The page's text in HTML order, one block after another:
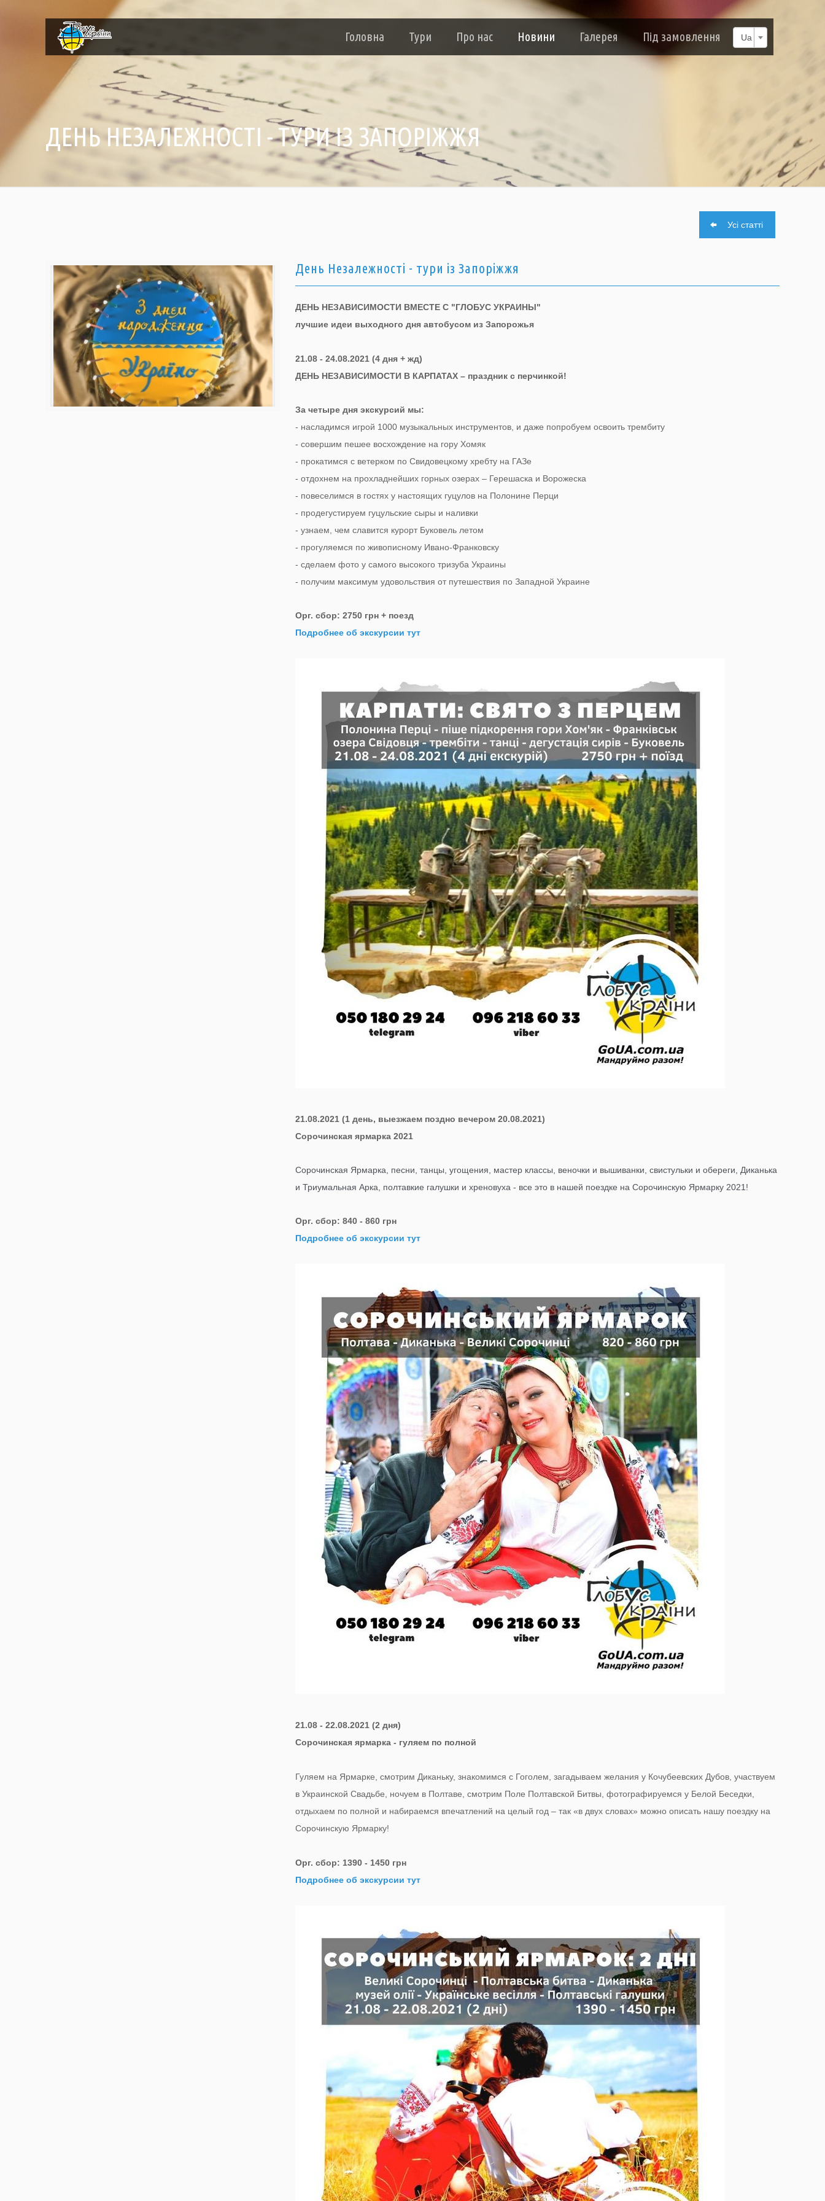
Головна Тури Про нас Новини Галерея Під замовлення Ua
ДЕНЬ НЕЗАЛЕЖНОСТІ - ТУРИ ІЗ ЗАПОРІЖЖЯ
Усі статті
День Незалежності - тури із Запоріжжя
ДЕНЬ НЕЗАВИСИМОСТИ ВМЕСТЕ С "ГЛОБУС УКРАИНЫ"
лучшие идеи выходного дня автобусом из Запорожья
21.08 - 24.08.2021 (4 дня + жд)
ДЕНЬ НЕЗАВИСИМОСТИ В КАРПАТАХ – праздник с перчинкой!
За четыре дня экскурсий мы:
- насладимся игрой 1000 музыкальных инструментов, и даже попробуем освоить трембиту
- совершим пешее восхождение на гору Хомяк
- прокатимся с ветерком по Свидовецкому хребту на ГАЗе
- отдохнем на прохладнейших горных озерах – Герешаска и Ворожеска
- повеселимся в гостях у настоящих гуцулов на Полонине Перци
- продегустируем гуцульские сыры и наливки
- узнаем, чем славится курорт Буковель летом
- прогуляемся по живописному Ивано-Франковску
- сделаем фото у самого высокого тризуба Украины
- получим максимум удовольствия от путешествия по Западной Украине
Орг. сбор: 2750 грн + поезд
​Подробнее об экскурсии тут
21.08.2021 (1 день, выезжаем поздно вечером 20.08.2021)
Сорочинская ярмарка 2021
Сорочинская Ярмарка, песни, танцы, угощения, мастер классы, веночки и вышиванки, свистульки и обереги, Диканька
и Триумальная Арка, полтавкие галушки и хреновуха - все это в нашей поездке на Сорочинскую Ярмарку 2021!
Орг. сбор: 840 - 860 грн
Подробнее об экскурсии тут
21.08 - 22.08.2021 (2 дня)
Сорочинская ярмарка - гуляем по полной
Гуляем на Ярмарке, смотрим Диканьку, знакомимся с Гоголем, загадываем желания у Кочубеевских Дубов, участвуем
в Украинской Свадьбе, ночуем в Полтаве, смотрим Поле Полтавской Битвы, фотографируемся у Белой Беседки,
отдыхаем по полной и набираемся впечатлений на целый год – так «в двух словах» можно описать нашу поездку на
Сорочинскую Ярмарку!
Орг. сбор: 1390 - 1450 грн
Подробнее об экскурсии тут